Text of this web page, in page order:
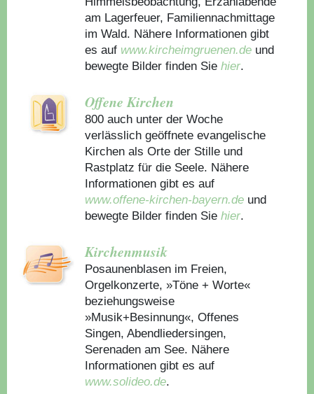
am Lagerfeuer, Familiennachmittage
im Wald. Nähere Informationen gibt
es auf www.kircheimgruenen.de und
bewegte Bilder finden Sie hier.
Offene Kirchen
800 auch unter der Woche
verlässlich geöffnete evangelische
Kirchen als Orte der Stille und
Rastplatz für die Seele. Nähere
Informationen gibt es auf
www.offene-kirchen-bayern.de und
bewegte Bilder finden Sie hier.
Kirchenmusik
Posaunenblasen im Freien,
Orgelkonzerte, »Töne + Worte«
beziehungsweise
»Musik+Besinnung«, Offenes
Singen, Abendliedersingen,
Serenaden am See. Nähere
Informationen gibt es auf
www.solideo.de.